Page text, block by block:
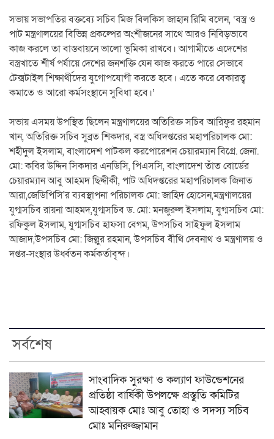
সভায় সভাপতির বক্তব্যে সচিব মিজ বিলকিস জাহান রিমি বলেন, ‘বস্ত্র ও
পাট মন্ত্রণালয়ের বিভিন্ন প্রকল্পের অংশীজনের সাথে আরও নিবিড়ভাবে
কাজ করলে তা বাস্তবায়নে ভালো ভূমিকা রাখবে। আগামীতে এদেশের
বস্ত্রখাতে শীর্ষ পর্যায়ে দেশের জনশক্তি যেন কাজ করতে পারে সেভাবে
টেক্সটাইল শিক্ষার্থীদের যুগোপযোগী করতে হবে। এতে করে বেকারত্ব
কমাতে ও আরো কর্মসংস্থানে সুবিধা হবে।‘
সভায় এসময় উপস্থিত ছিলেন মন্ত্রণালয়ের অতিরিক্ত সচিব আরিফুর রহমান
খান, অতিরিক্ত সচিব সুব্রত শিকদার, বস্ত্র অধিদপ্তরের মহাপরিচালক মো:
শহীদুল ইসলাম, বাংলাদেশ পাটকল করপোরেশন চেয়ারম্যান বিগ্রে. জেনা.
মো: কবির উদ্দিন সিকদার এনডিসি, পিএসসি, বাংলাদেশ তাঁত বোর্ডের
চেয়ারম্যান আবু আহমদ ছিদ্দীকী, পাট অধিদপ্তরের মহাপরিচালক জিনাত
আরা,জেডিপিসি'র ব্যবস্থাপনা পরিচালক মো: জাহিদ হোসেন,মন্ত্রণালয়ের
যুগ্মসচিব রায়না আহমদ,যুগ্মসচিব ড. মো: মনজুরুল ইসলাম, যুগ্মসচিব মো:
রফিকুল ইসলাম, যুগ্মসচিব হাফসা বেগম, উপসচিব সাইফুল ইসলাম
আজাদ,উপসচিব মো: জিল্লুর রহমান, উপসচিব বীথি দেবনাথ ও মন্ত্রণালয় ও
দপ্তর-সংস্থার উর্ধ্বতন কর্মকর্তাবৃন্দ।
সর্বশেষ
সাংবাদিক সুরক্ষা ও কল্যাণ ফাউন্ডেশনের
প্রতিষ্ঠা বার্ষিকী উপলক্ষে প্রস্তুতি কমিটির
আহ্বায়ক মোঃ আবু তোহা ও সদস্য সচিব
মোঃ মনিরুজ্জামান